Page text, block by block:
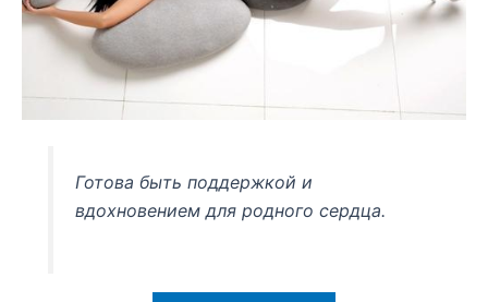
Готова быть поддержкой и
вдохновением для родного сердца.